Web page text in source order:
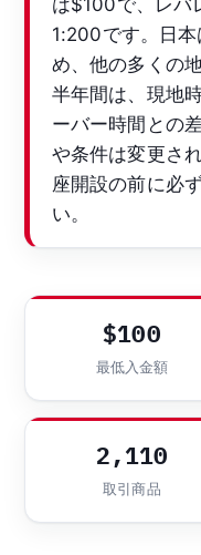
1:200です。日
め、他の多くの
半年間は、現地
ーバー時間との
や条件は変更さ
座開設の前に必
い。
$100
最低入金額
2,110
取引商品